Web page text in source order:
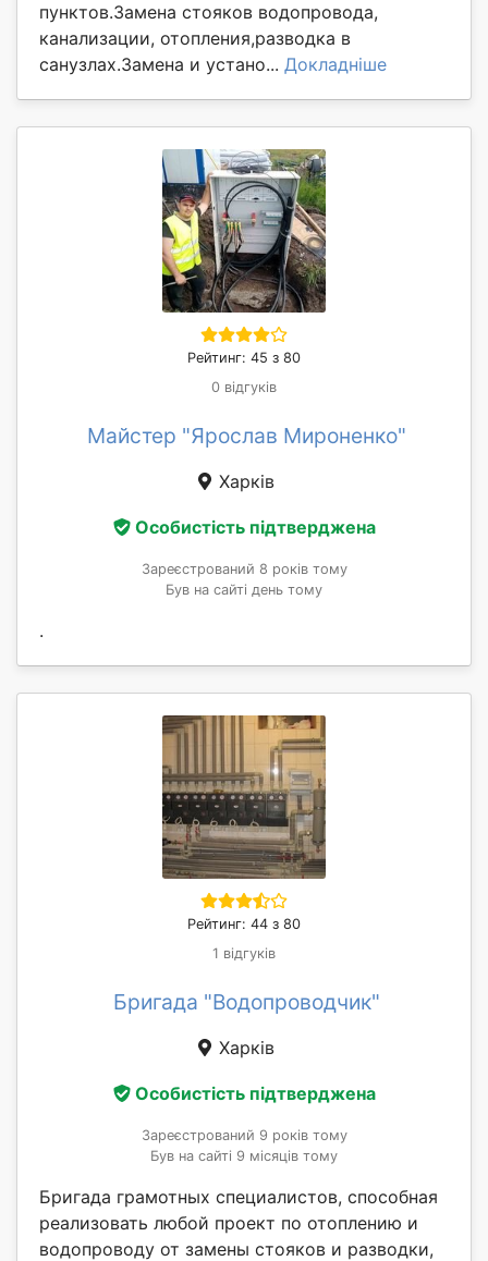
пунктов.Замена стояков водопровода,
канализации, отопления,разводка в
санузлах.Замена и устано... Докладніше
Рейтинг: 45 з 80
0 відгуків
Майстер "Ярослав Мироненко"
Харків
Особистість підтверджена
Зареєстрований 8 років тому
Був на сайті день тому
.
Рейтинг: 44 з 80
1 відгуків
Бригада "Водопроводчик"
Харків
Особистість підтверджена
Зареєстрований 9 років тому
Був на сайті 9 місяців тому
Бригада грамотных специалистов, способная
реализовать любой проект по отоплению и
водопроводу от замены стояков и разводки,